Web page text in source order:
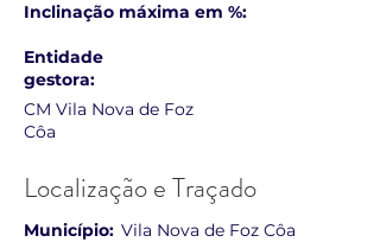
Inclinação máxima em %:
Entidade
gestora:
CM Vila Nova de Foz
Côa
Localização e Traçado
Município: Vila Nova de Foz Côa